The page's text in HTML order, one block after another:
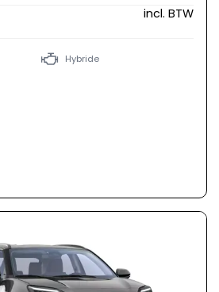
incl. BTW
Hybride